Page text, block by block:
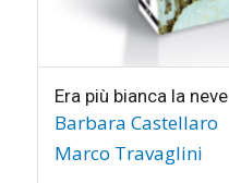
Era più bianca la neve
Barbara Castellaro
Marco Travaglini